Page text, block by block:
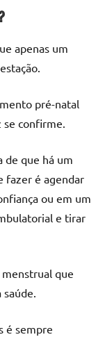
apenas um
pré-natal
se confirme.
de que há um
fazer é agendar
ou em um
e tirar
menstrual que
saúde.
é sempre